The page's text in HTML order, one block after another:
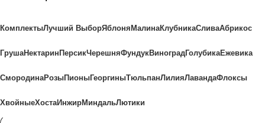
КомплектыЛучший ВыборЯблоняМалинаКлубникаСливаАбрикос
ГрушаНектаринПерсикЧерешняФундукВиноградГолубикаЕжевика
СмородинаРозыПионыГеоргиныТюльпанЛилияЛавандаФлоксы
ХвойныеХостаИнжирМиндальЛютики